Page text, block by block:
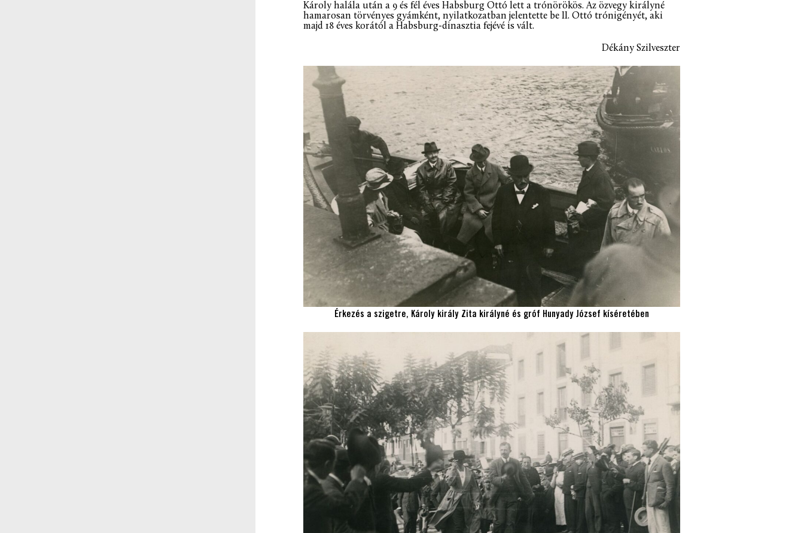
Károly halála után a 9 és fél éves Habsburg Ottó lett a trónörökös. Az özvegy királyné
hamarosan törvényes gyámként, nyilatkozatban jelentette be II. Ottó trónigényét, aki
majd 18 éves korától a Habsburg-dinasztia fejévé is vált.
Dékány Szilveszter
Érkezés a szigetre, Károly király Zita királyné és gróf Hunyady József kíséretében